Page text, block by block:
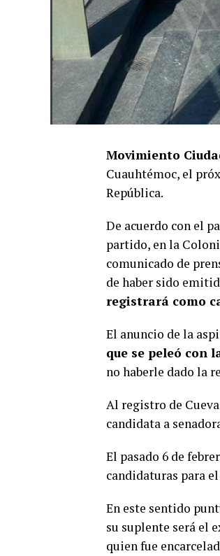
Movimiento
Cuauhtémoc, el
República.
De acuerdo con el
partido, en la
comunicado de
de haber sido
registrará como
El anuncio de la
que se peleó con
no haberle dado la
Al registro de
candidata a
El pasado 6 de
candidaturas para
En este sentido
su suplente será el
quien fue